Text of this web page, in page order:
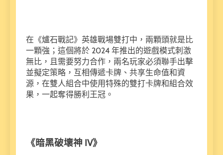
在《爐石戰記》英雄戰場雙打中，兩顆頭就是比
一顆強；這個將於 2024 年推出的遊戲模式刺激
無比，且需要努力合作，兩名玩家必須聯手出擊
並擬定策略，互相傳遞卡牌、共享生命值和資
源，在雙人組合中使用特殊的雙打卡牌和組合效
果，一起奪得勝利王冠。
《暗黑破壞神 IV》